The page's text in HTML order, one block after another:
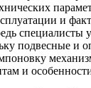
и
специалисты
подвесные и
и